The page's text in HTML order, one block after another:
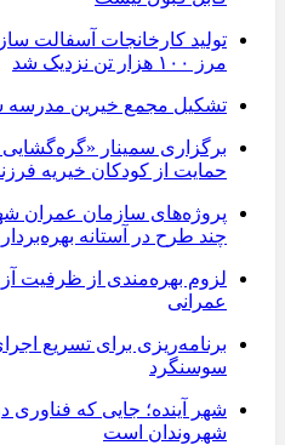
تولید کارخانجات آسفالت
مرز ۱۰۰ هزار تن نزدیک شد
تشکیل مجمع خیرین مدرسه
برگزاری سمینار «گره‌گشایی
حمایت از کودکان خیریه
پروژه‌های سازمان عمران
چند طرح در آستانه
لزوم بهره‌مندی از ظرفیت
عمرانی
برنامه‌ریزی برای تسریع
سوسنگرد
شهر آینده؛ جایی که
شهروندان است